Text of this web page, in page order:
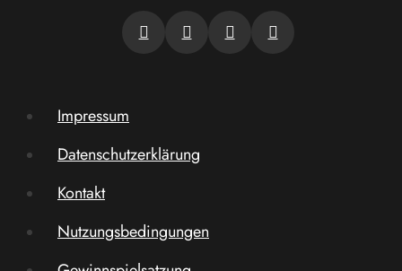
Impressum
Datenschutzerklärung
Kontakt
Nutzungsbedingungen